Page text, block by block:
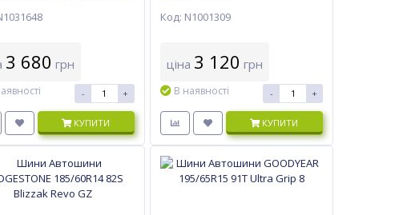
3 680 грн
- +
КУПИТИ
Код: N1001309
ціна 3 120 грн
В наявності - +
КУПИТИ